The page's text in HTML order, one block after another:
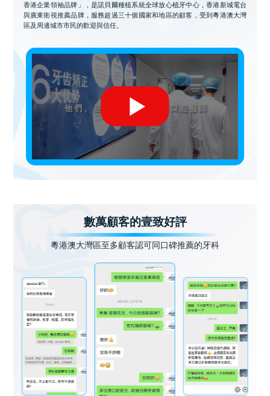
香港企業領袖品牌」，是諾貝爾種植系統全球放心植牙中心，香港新城電台
與廣東衛視推薦品牌，服務超過三十個國家和地區的顧客，受到粵港澳大灣
區及周邊城市市民的歡迎與信任。
數萬顧客的壹致好評
粵港澳大灣區至多顧客認可同口碑推薦的牙科